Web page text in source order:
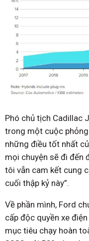
Phó chủ tịch Cadillac
trong một cuộc phỏng
những điều tốt nhất
mọi chuyện sẽ đi đến
tôi vẫn cam kết cung
cuối thập kỷ này”.
Về phần mình, Ford
cấp độc quyền xe
mục tiêu chạy hoàn